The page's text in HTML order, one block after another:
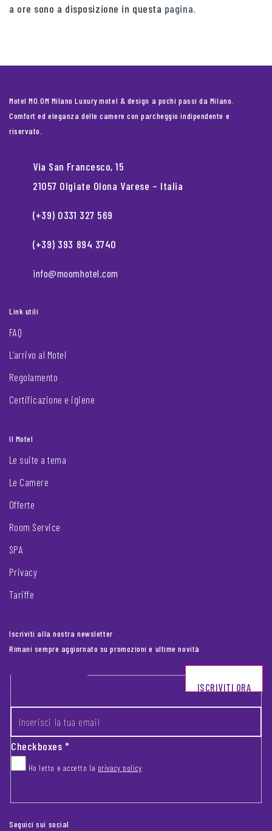
a ore sono a disposizione in questa pagina.
Motel MO.OM Milano Luxury motel & design a pochi passi da Milano.
Comfort ed eleganza delle camere con parcheggio indipendente e
riservato.
Via San Francesco, 15
21057 Olgiate Olona Varese – Italia
(+39) 0331 327 569
(+39) 393 894 3740
info@moomhotel.com
Link utili
FAQ
L’arrivo al Motel
Regolamento
Certificazione e igiene
Il Motel
Le suite a tema
Le Camere
Offerte
Room Service
SPA
Privacy
Tariffe
Iscriviti alla nostra newsletter
Rimani sempre aggiornato su promozioni e ultime novità
Footer newsletter
Checkboxes*
Ho letto e accetto la privacy policy
ISCRIVITI ORA
Seguici sui social